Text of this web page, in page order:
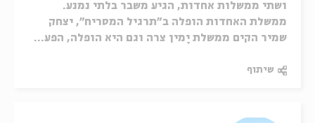
ושתי ממשלות אחדות, הגיע משבר בלתי נמנע.
ממשלת האחדות הופלה ב"תרגיל המסריח", יצחק
שמיר הקים ממשלת יָמין צרה וגם היא הופלה, הפע...
שיתוף